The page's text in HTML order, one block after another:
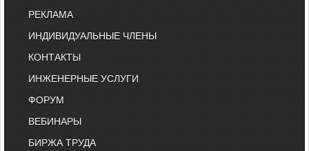
РЕКЛАМА
ИНДИВИДУАЛЬНЫЕ ЧЛЕНЫ
КОНТАКТЫ
ИНЖЕНЕРНЫЕ УСЛУГИ
ФОРУМ
ВЕБИНАРЫ
БИРЖА ТРУДА